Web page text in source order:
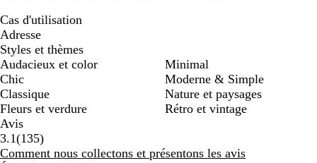
Cas d'utilisation
Adresse
Styles et thèmes
Audacieux et color
Chic
Classique
Fleurs et verdure
Minimal
Moderne & Simple
Nature et paysages
Rétro et vintage
Avis
3.1(135135
avis
)
Comment nous collectons et présentons les avis